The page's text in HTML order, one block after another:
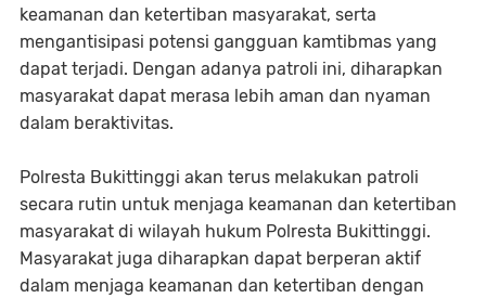
keamanan dan ketertiban masyarakat, serta
mengantisipasi potensi gangguan kamtibmas yang
dapat terjadi. Dengan adanya patroli ini, diharapkan
masyarakat dapat merasa lebih aman dan nyaman
dalam beraktivitas.
Polresta Bukittinggi akan terus melakukan patroli
secara rutin untuk menjaga keamanan dan ketertiban
masyarakat di wilayah hukum Polresta Bukittinggi.
Masyarakat juga diharapkan dapat berperan aktif
dalam menjaga keamanan dan ketertiban dengan